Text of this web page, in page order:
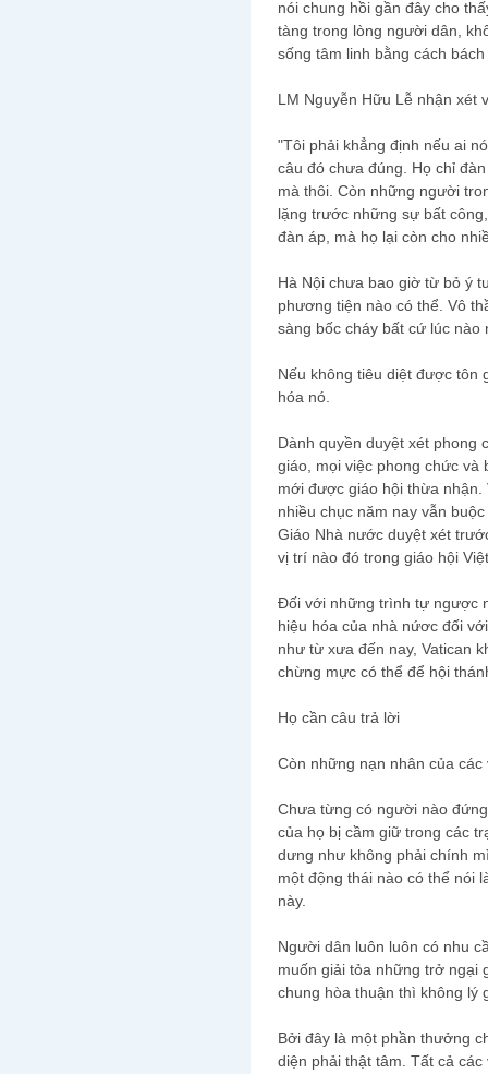
nói chung hồi gần đây cho
tàng trong lòng người dân,
sống tâm linh bằng cách
LM Nguyễn Hữu Lễ nhận xét
"Tôi phải khẳng định nếu ai
câu đó chưa đúng. Họ chỉ
mà thôi. Còn những người
lặng trước những sự bất
đàn áp, mà họ lại còn cho
Hà Nội chưa bao giờ từ bỏ ý
phương tiện nào có thể. Vô
sàng bốc cháy bất cứ lúc
Nếu không tiêu diệt được tôn
hóa nó.
Dành quyền duyệt xét phong
giáo, mọi việc phong chức và
mới được giáo hội thừa
nhiều chục năm nay vẫn
Giáo Nhà nước duyệt xét
vị trí nào đó trong giáo hội
Đối với những trình tự ngược
hiệu hóa của nhà nứơc đối
như từ xưa đến nay, Vatican
chừng mực có thể để hội
Họ cần câu trả lời
Còn những nạn nhân của
Chưa từng có người nào
của họ bị cầm giữ trong các
dưng như không phải chính
một động thái nào có thể nói
này.
Người dân luôn luôn có nhu
muốn giải tỏa những trở ngại
chung hòa thuận thì không lý
Bởi đây là một phần thưởng
diện phải thật tâm. Tất cả